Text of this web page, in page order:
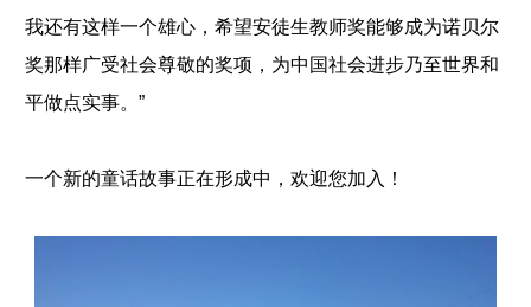
我还有这样一个雄心，希望安徒生教师奖能够成为诺贝尔
奖那样广受社会尊敬的奖项，为中国社会进步乃至世界和
平做点实事。”
一个新的童话故事正在形成中，欢迎您加入！